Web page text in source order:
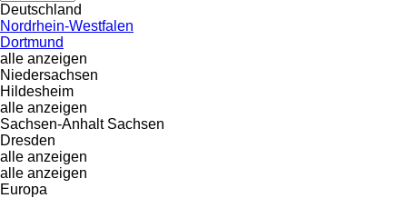
Deutschland
Nordrhein-Westfalen
Dortmund
alle anzeigen
Niedersachsen
Hildesheim
alle anzeigen
Sachsen-Anhalt Sachsen
Dresden
alle anzeigen
alle anzeigen
Europa